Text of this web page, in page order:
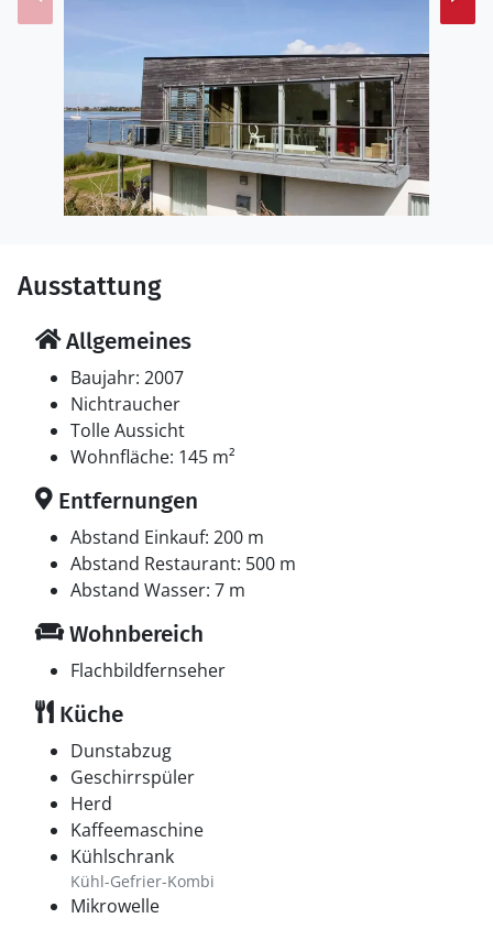
Ausstattung
Allgemeines
Baujahr: 2007
Nichtraucher
Tolle Aussicht
Wohnfläche: 145 m²
Entfernungen
Abstand Einkauf: 200 m
Abstand Restaurant: 500 m
Abstand Wasser: 7 m
Wohnbereich
Flachbildfernseher
Küche
Dunstabzug
Geschirrspüler
Herd
Kaffeemaschine
Kühlschrank
Kühl-Gefrier-Kombi
Mikrowelle